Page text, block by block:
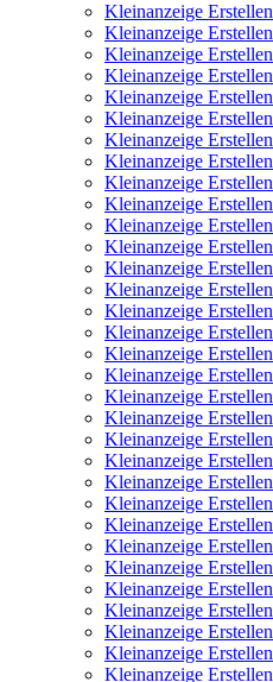
Kleinanzeige Erstellen
Kleinanzeige Erstellen
Kleinanzeige Erstellen
Kleinanzeige Erstellen
Kleinanzeige Erstellen
Kleinanzeige Erstellen
Kleinanzeige Erstellen
Kleinanzeige Erstellen
Kleinanzeige Erstellen
Kleinanzeige Erstellen
Kleinanzeige Erstellen
Kleinanzeige Erstellen
Kleinanzeige Erstellen
Kleinanzeige Erstellen
Kleinanzeige Erstellen
Kleinanzeige Erstellen
Kleinanzeige Erstellen
Kleinanzeige Erstellen
Kleinanzeige Erstellen
Kleinanzeige Erstellen
Kleinanzeige Erstellen
Kleinanzeige Erstellen
Kleinanzeige Erstellen
Kleinanzeige Erstellen
Kleinanzeige Erstellen
Kleinanzeige Erstellen
Kleinanzeige Erstellen
Kleinanzeige Erstellen
Kleinanzeige Erstellen
Kleinanzeige Erstellen
Kleinanzeige Erstellen
Kleinanzeige Erstellen